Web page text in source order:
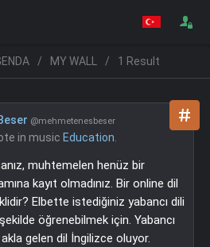
MY WALL 1 Result
@mehmetenesbeser
in music Education
muhtemelen henüz bir
kayıt olmadınız. Bir online dil
Elbette istediğiniz yabancı dili
öğrenebilmek için. Yabancı
gelen dil İngilizce oluyor.